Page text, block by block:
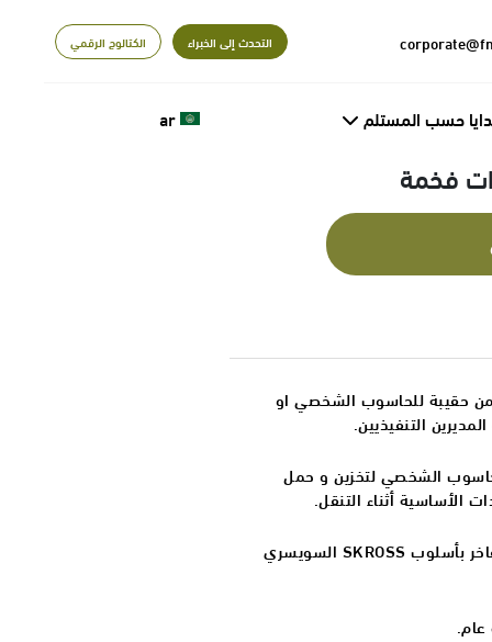
التحدث إلى الخبراء الكتالوج الرقمي
حسب المستلم ar
فخمة
من حقيبة للحاسوب الشخصي او
التنفيذيين.
الشخصي لتخزين و حمل
الأساسية أثناء التنقل.
مصنوعة باستخدام PU سافيانو الفاخر بأسلوب SKROSS السويسري